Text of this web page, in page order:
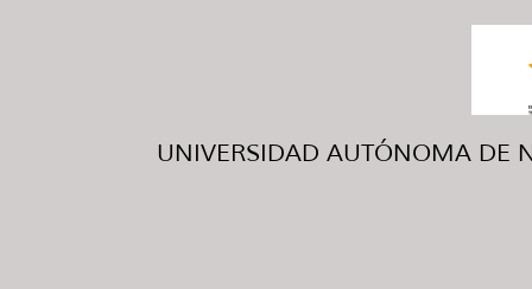
UNIVERSIDAD AUTÓNOMA DE